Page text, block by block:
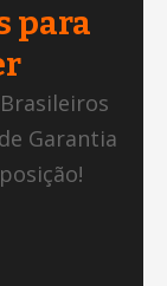
para
Garantia